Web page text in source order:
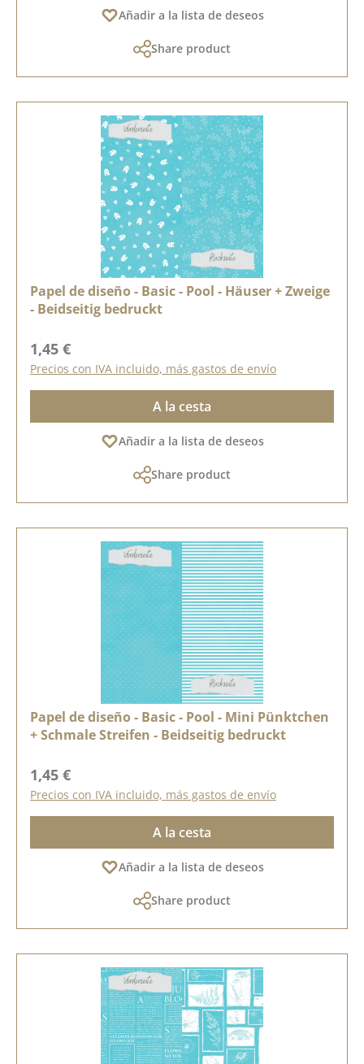
Añadir a la lista de deseos
Share product
Papel de diseño - Basic - Pool - Häuser + Zweige
- Beidseitig bedruckt
Precio normal:
1,45 €
Precios con IVA incluido, más gastos de envío
A la cesta
Añadir a la lista de deseos
Share product
Papel de diseño - Basic - Pool - Mini Pünktchen
+ Schmale Streifen - Beidseitig bedruckt
Precio normal:
1,45 €
Precios con IVA incluido, más gastos de envío
A la cesta
Añadir a la lista de deseos
Share product